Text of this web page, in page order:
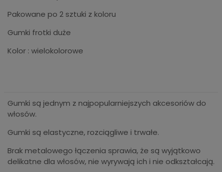
Pakowane po 2 sztuki z koloru
Gumki frotki duże
Kolor : wielokolorowe
Gumki są jednym z najpopularniejszych akcesoriów do
włosów.
Gumki są elastyczne, rozciągliwe i trwałe.
Brak metalowego łączenia sprawia, że są wyjątkowo
delikatne dla włosów, nie wyrywają ich i nie odkształcają.